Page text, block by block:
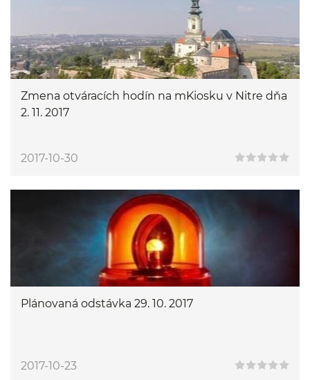
Zmena otváracích hodín na mKiosku v Nitre dňa
2. 11. 2017
2017-10-30
Plánovaná odstávka 29. 10. 2017
2017-10-23